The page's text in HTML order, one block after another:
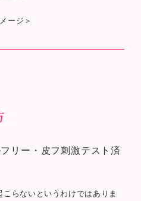
ージ＞
リー・皮フ刺激テスト済
らないというわけではありま